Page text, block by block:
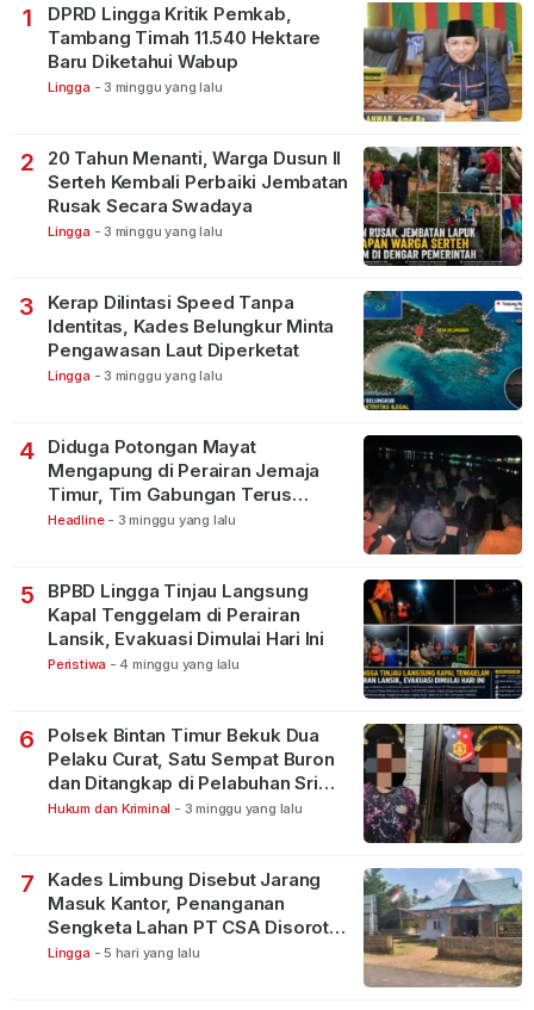
1
DPRD Lingga Kritik Pemkab,
Tambang Timah 11.540 Hektare
Baru Diketahui Wabup
Lingga - 3 minggu yang lalu
2
20 Tahun Menanti, Warga Dusun II
Serteh Kembali Perbaiki Jembatan
Rusak Secara Swadaya
Lingga - 3 minggu yang lalu
3
Kerap Dilintasi Speed Tanpa
Identitas, Kades Belungkur Minta
Pengawasan Laut Diperketat
Lingga - 3 minggu yang lalu
4
Diduga Potongan Mayat
Mengapung di Perairan Jemaja
Timur, Tim Gabungan Terus
Lakukan Pencarian
Headline - 3 minggu yang lalu
5
BPBD Lingga Tinjau Langsung
Kapal Tenggelam di Perairan
Lansik, Evakuasi Dimulai Hari Ini
Peristiwa - 4 minggu yang lalu
6
Polsek Bintan Timur Bekuk Dua
Pelaku Curat, Satu Sempat Buron
dan Ditangkap di Pelabuhan Sri
Bintan Pura
Hukum dan Kriminal - 3 minggu yang lalu
7
Kades Limbung Disebut Jarang
Masuk Kantor, Penanganan
Sengketa Lahan PT CSA Disorot
Warga
Lingga - 5 hari yang lalu